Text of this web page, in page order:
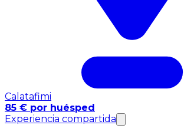
Calatafimi
85 € por huésped
Experiencia compartida